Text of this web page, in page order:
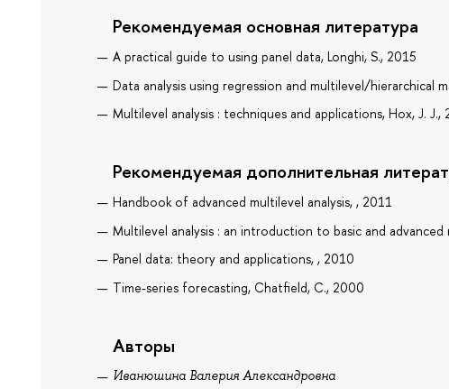
Рекомендуемая основная литература
A practical guide to using panel data, Longhi, S., 2015
Data analysis using regression and multilevel/hierarchical
Multilevel analysis : techniques and applications, Hox, J. J.,
Рекомендуемая дополнительная
Handbook of advanced multilevel analysis, , 2011
Multilevel analysis : an introduction to basic and advanced
Panel data: theory and applications, , 2010
Time-series forecasting, Chatfield, C., 2000
Авторы
Иванюшина Валерия Александровна